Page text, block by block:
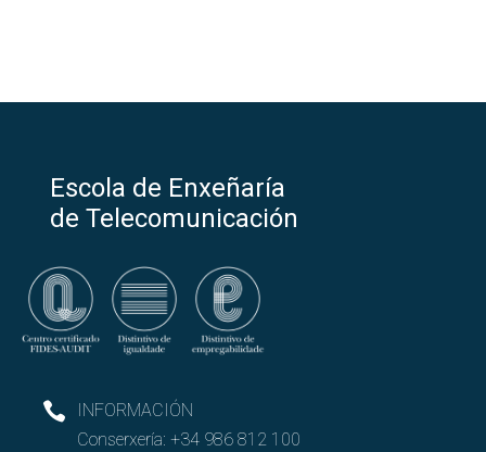
Plan orientaTE
Planificación PAT-ANEAE: integraTE e orientaTE
Escola de Enxeñaría
de Telecomunicación
INFORMACIÓN
Conserxería: +34 986 812 100